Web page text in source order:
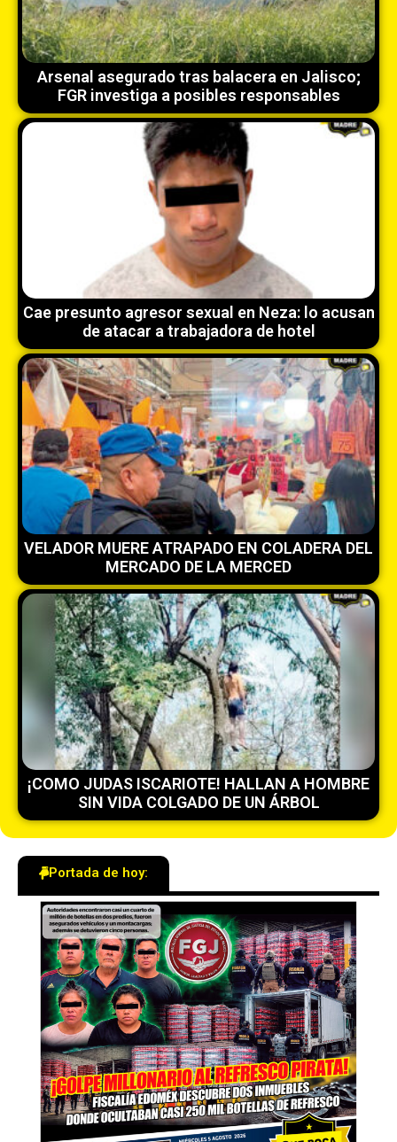
Arsenal asegurado tras balacera en Jalisco;
FGR investiga a posibles responsables
Cae presunto agresor sexual en Neza: lo acusan
de atacar a trabajadora de hotel
VELADOR MUERE ATRAPADO EN COLADERA DEL
MERCADO DE LA MERCED
¡COMO JUDAS ISCARIOTE! HALLAN A HOMBRE
SIN VIDA COLGADO DE UN ÁRBOL
Portada de hoy: